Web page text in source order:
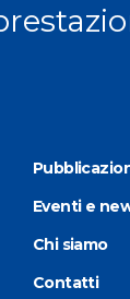
Eventi e
Chi siamo
Contatti